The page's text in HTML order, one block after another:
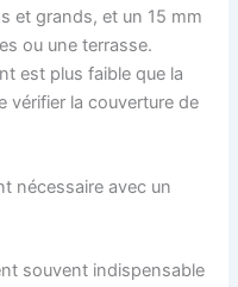
et grands, et un 15 mm
ou une terrasse.
est plus faible que la
vérifier la couverture de
nécessaire avec un
souvent indispensable